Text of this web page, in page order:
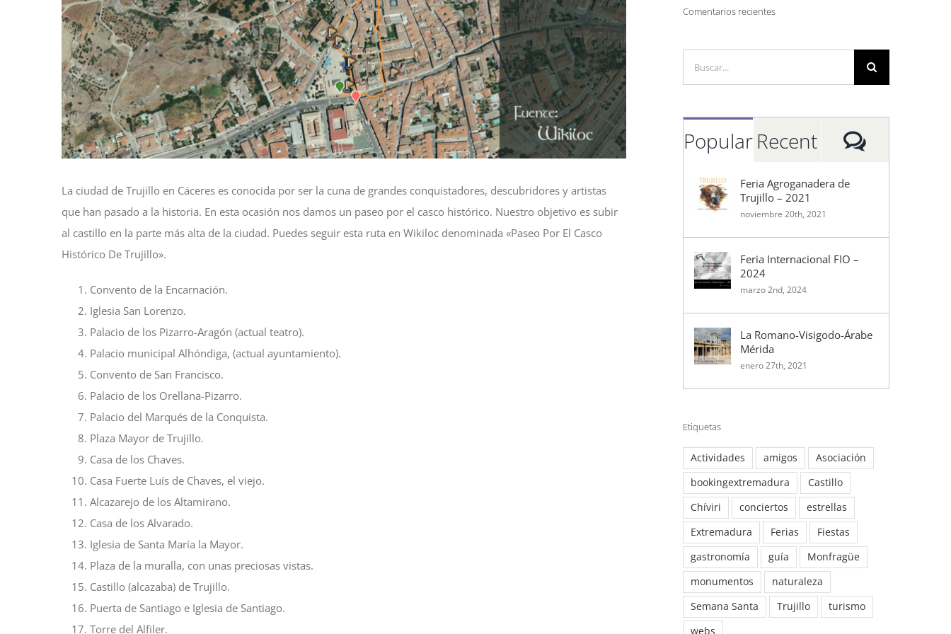
La ciudad de Trujillo en Cáceres es conocida por ser la cuna de grandes conquistadores, descubridores y artistas
que han pasado a la historia. En esta ocasión nos damos un paseo por el casco histórico. Nuestro objetivo es subir
al castillo en la parte más alta de la ciudad. Puedes seguir esta ruta en Wikiloc denominada «Paseo Por El Casco
Histórico De Trujillo».
Convento de la Encarnación.
Iglesia San Lorenzo.
Palacio de los Pizarro-Aragón (actual teatro).
Palacio municipal Alhóndiga, (actual ayuntamiento).
Convento de San Francisco.
Palacio de los Orellana-Pizarro.
Palacio del Marqués de la Conquista.
Plaza Mayor de Trujillo.
Casa de los Chaves.
Casa Fuerte Luís de Chaves, el viejo.
Alcazarejo de los Altamirano.
Casa de los Alvarado.
Iglesia de Santa María la Mayor.
Plaza de la muralla, con unas preciosas vistas.
Castillo (alcazaba) de Trujillo.
Puerta de Santiago e Iglesia de Santiago.
Torre del Alfiler.
Comentarios recientes
PopularRecent
Feria Agroganadera de
Trujillo – 2021
noviembre 20th, 2021
Feria Internacional FIO –
2024
marzo 2nd, 2024
La Romano-Visigodo-Árabe
Mérida
enero 27th, 2021
Etiquetas
Actividades amigos
Asociación
bookingextremadura
Castillo
Chíviri
conciertos
estrellas
Extremadura
Ferias
Fiestas
gastronomía
guía
Monfragüe
monumentos
naturaleza
Semana Santa
Trujillo
turismo
webs